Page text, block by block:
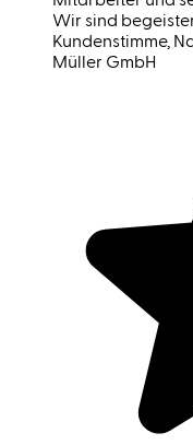
Wir sind
Kundenstimme,
Müller GmbH